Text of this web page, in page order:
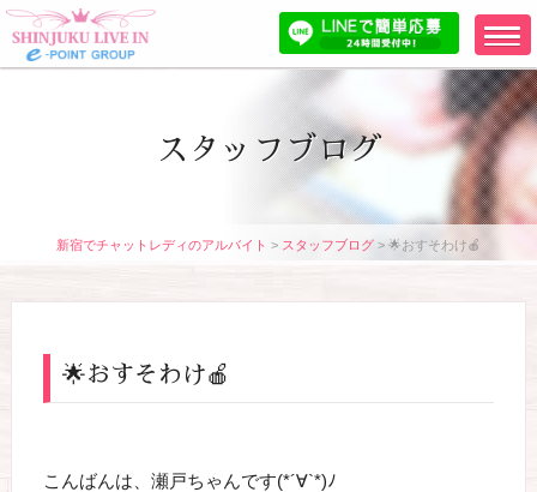
スタッフブログ
新宿でチャットレディのアルバイト > スタッフブログ > 🌟おすそわけ🍎
🌟おすそわけ🍎
こんばんは、瀬戸ちゃんです(*´∀`*)ﾉ